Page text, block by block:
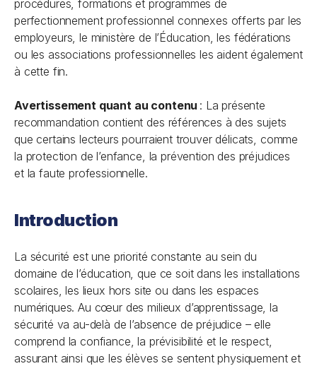
procédures, formations et programmes de
perfectionnement professionnel connexes offerts par les
employeurs, le ministère de l’Éducation, les fédérations
ou les associations professionnelles les aident également
à cette fin.
Avertissement quant au contenu : La présente
recommandation contient des références à des sujets
que certains lecteurs pourraient trouver délicats, comme
la protection de l’enfance, la prévention des préjudices
et la faute professionnelle.
Introduction
La sécurité est une priorité constante au sein du
domaine de l’éducation, que ce soit dans les installations
scolaires, les lieux hors site ou dans les espaces
numériques. Au cœur des milieux d’apprentissage, la
sécurité va au-delà de l’absence de préjudice – elle
comprend la confiance, la prévisibilité et le respect,
assurant ainsi que les élèves se sentent physiquement et